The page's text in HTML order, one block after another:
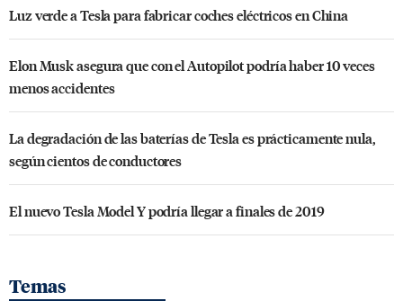
Luz verde a Tesla para fabricar coches eléctricos en China
Elon Musk asegura que con el Autopilot podría haber 10 veces
menos accidentes
La degradación de las baterías de Tesla es prácticamente nula,
según cientos de conductores
El nuevo Tesla Model Y podría llegar a finales de 2019
Temas